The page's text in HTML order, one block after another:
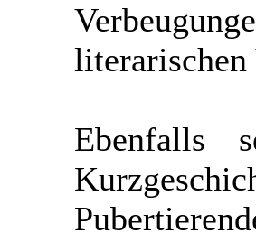
literarischen
Ebenfalls